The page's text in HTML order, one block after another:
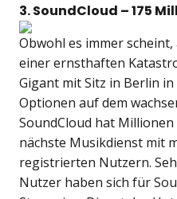
3. SoundCloud – 175
Obwohl es immer
einer ernsthaften
Gigant mit Sitz in Berlin
Optionen auf dem
SoundCloud hat
nächste Musikdienst mit
registrierten Nutzern.
Nutzer haben sich für